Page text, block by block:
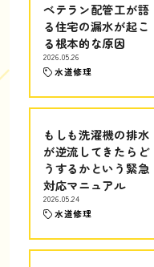
ベテラン配管工が語
る住宅の漏水が起こ
る根本的な原因
2026.05.26
水道修理
もしも洗濯機の排水
が逆流してきたらど
うするかという緊急
対応マニュアル
2026.05.24
水道修理